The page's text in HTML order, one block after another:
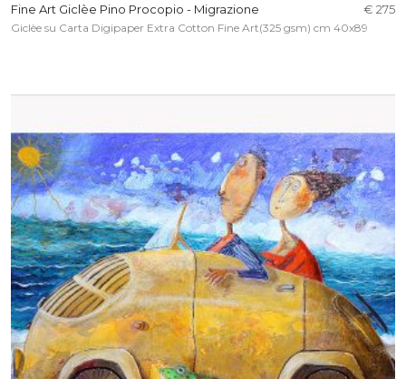
Fine Art Giclèe Pino Procopio - Migrazione € 275
Giclèe su Carta Digipaper Extra Cotton Fine Art(325 gsm) cm 40x89